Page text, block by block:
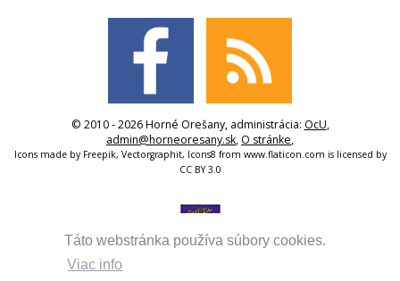
Táto webstránka používa súbory cookies.
Viac info
© 2010 - 2026 Horné Orešany, administrácia: OcU,
admin@horneoresany.sk, O stránke,
Icons made by Freepik, Vectorgraphit, Icons8 from www.flaticon.com is licensed by
CC BY 3.0